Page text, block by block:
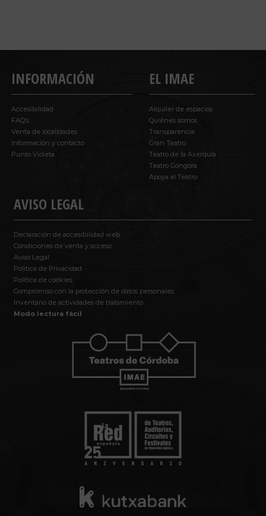
INFORMACIÓN
Accesibilidad
FAQ’s
Venta de localidades
Información y contacto
Punto Violeta
AVISO LEGAL
Declaración de accesibilidad web
Condiciones de venta y acceso
Aviso Legal
Política de Privacidad
Política de cookies
Compromiso con la protección de datos personales
Inventario de actividades de tratamiento
Modo lectura fácil
EL IMAE
Alquiler de espacios
Quiénes somos
Transparencia
Gran Teatro
Teatro de la Axerquía
Teatro Góngora
Apoya al Teatro